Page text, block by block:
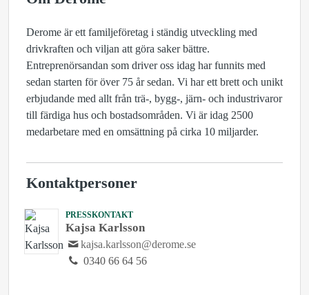
Derome är ett familjeföretag i ständig utveckling med
drivkraften och viljan att göra saker bättre.
Entreprenörsandan som driver oss idag har funnits med
sedan starten för över 75 år sedan. Vi har ett brett och unikt
erbjudande med allt från trä-, bygg-, järn- och industrivaror
till färdiga hus och bostadsområden. Vi är idag 2500
medarbetare med en omsättning på cirka 10 miljarder.
Kontaktpersoner
PRESSKONTAKT
Kajsa Karlsson
kajsa.karlsson@derome.se
0340 66 64 56